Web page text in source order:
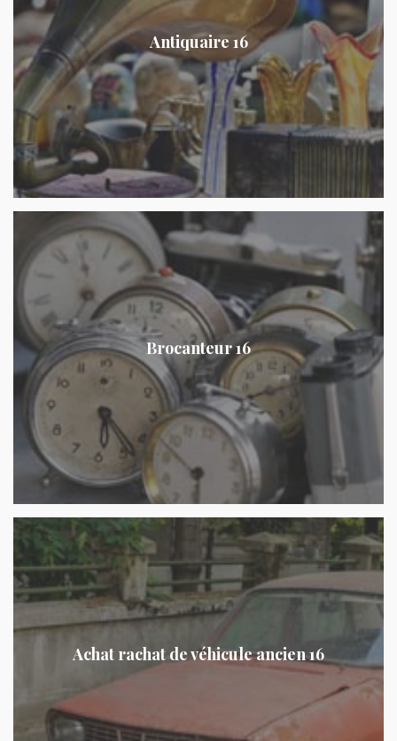
Antiquaire 16
Brocanteur 16
Achat rachat de véhicule ancien 16